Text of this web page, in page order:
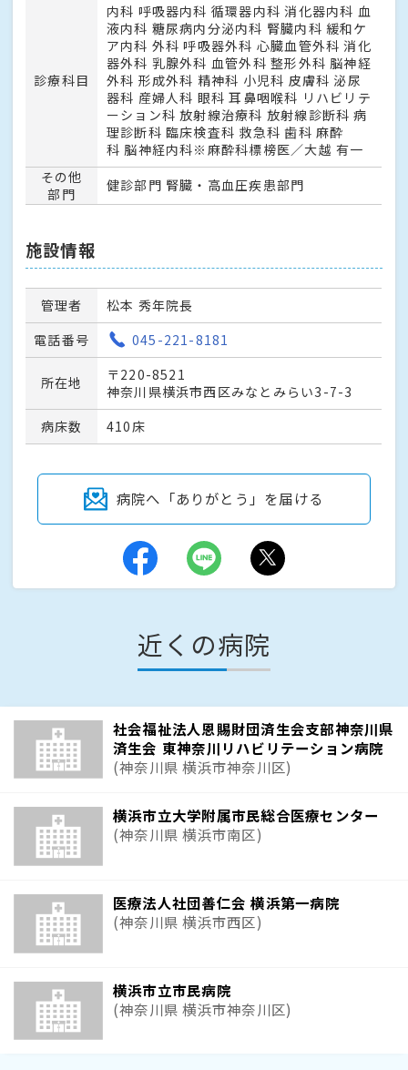
診療科目
内科 呼吸器内科 循環器内科 消化器内科 血
液内科 糖尿病内分泌内科 腎臓内科 緩和ケ
ア内科 外科 呼吸器外科 心臓血管外科 消化
器外科 乳腺外科 血管外科 整形外科 脳神経
外科 形成外科 精神科 小児科 皮膚科 泌尿
器科 産婦人科 眼科 耳鼻咽喉科 リハビリテ
ーション科 放射線治療科 放射線診断科 病
理診断科 臨床検査科 救急科 歯科 麻酔
科 脳神経内科※麻酔科標榜医／大越 有一
その他
部門
健診部門 腎臓・高血圧疾患部門
施設情報
管理者
松本 秀年院長
電話番号
045-221-8181
所在地
〒220-8521
神奈川県横浜市西区みなとみらい3-7-3
病床数
410床
病院へ「ありがとう」を届ける
近くの病院
社会福祉法人恩賜財団済生会支部神奈川県
済生会 東神奈川リハビリテーション病院
(神奈川県 横浜市神奈川区)
横浜市立大学附属市民総合医療センター
(神奈川県 横浜市南区)
医療法人社団善仁会 横浜第一病院
(神奈川県 横浜市西区)
横浜市立市民病院
(神奈川県 横浜市神奈川区)